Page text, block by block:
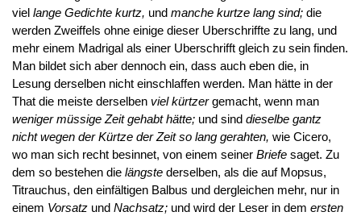
viel lange Gedichte kurtz, und manche kurtze lang sind;die
werden Zweiffels ohne einige dieser Uberschriffte zu lang, und
mehr einem Madrigal als einer Uberschrifft gleich zu sein finden.
Man bildet sich aber dennoch ein, dass auch eben die, in
Lesung derselben nicht einschlaffen werden. Man hätte in der
That die meiste derselben viel kürtzergemacht, wenn man
weniger müssige Zeit gehabt hätte;und sind dieselbe gantz
nicht wegen der Kürtze der Zeit so lang gerahten, wie Cicero,
wo man sich recht besinnet, von einem seiner Briefesaget. Zu
dem so bestehen die längstederselben, als die auf Mopsus,
Titrauchus, den einfältigen Balbus und dergleichen mehr, nur in
einem Vorsatzund Nachsatz;und wird der Leser in dem ersten